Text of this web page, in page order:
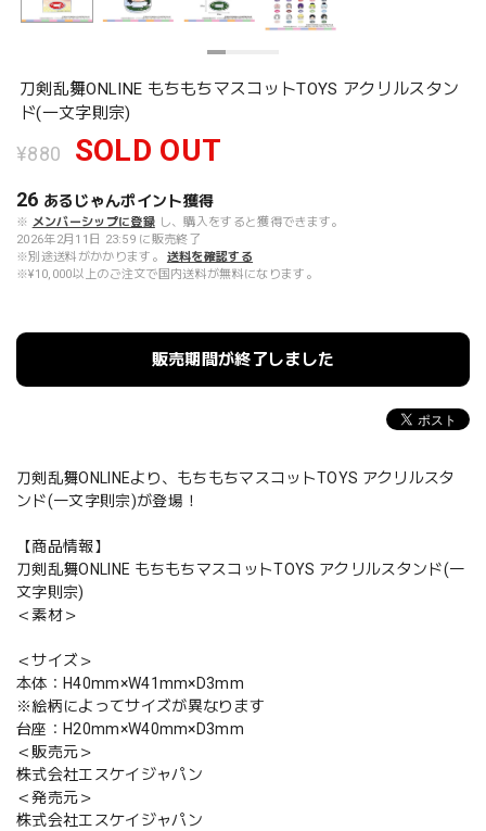
刀剣乱舞ONLINE もちもちマスコットTOYS アクリルスタン
ド(一文字則宗)
¥880 SOLD OUT
26 あるじゃんポイント獲得
※ メンバーシップに登録 し、購入をすると獲得できます。
2026年2月11日 23:59 に販売終了
※別途送料がかかります。
送料を確認する
※¥10,000以上のご注文で国内送料が無料になります。
販売期間が終了しました
刀剣乱舞ONLINEより、もちもちマスコットTOYS アクリルスタ
ンド(一文字則宗)が登場！
【商品情報】
刀剣乱舞ONLINE もちもちマスコットTOYS アクリルスタンド(一
文字則宗)
＜素材＞
＜サイズ＞
本体：H40mm×W41mm×D3mm
※絵柄によってサイズが異なります
台座：H20mm×W40mm×D3mm
＜販売元＞
株式会社エスケイジャパン
＜発売元＞
株式会社エスケイジャパン